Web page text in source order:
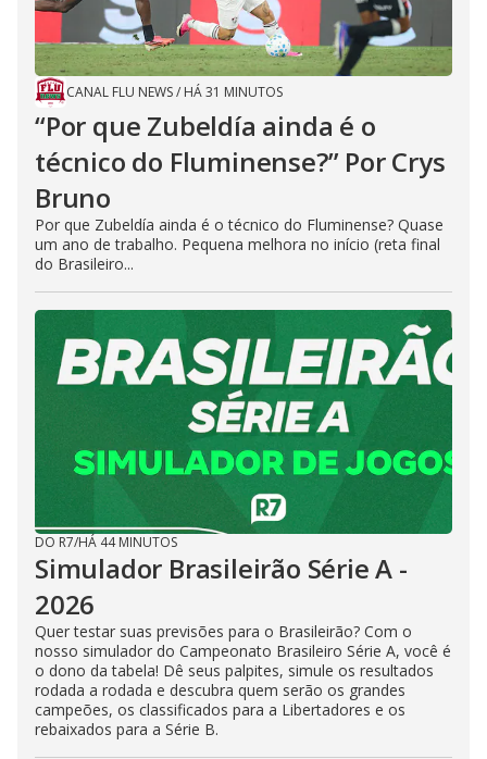
CANAL FLU NEWS/ HÁ 31 MINUTOS
“Por que Zubeldía ainda é o
técnico do Fluminense?” Por Crys
Bruno
Por que Zubeldía ainda é o técnico do Fluminense? Quase
um ano de trabalho. Pequena melhora no início (reta final
do Brasileiro...
DO R7/HÁ 44 MINUTOS
Simulador Brasileirão Série A -
2026
Quer testar suas previsões para o Brasileirão? Com o
nosso simulador do Campeonato Brasileiro Série A, você é
o dono da tabela! Dê seus palpites, simule os resultados
rodada a rodada e descubra quem serão os grandes
campeões, os classificados para a Libertadores e os
rebaixados para a Série B.